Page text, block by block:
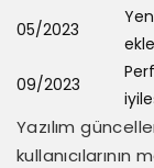
05/2023
09/2023
Yazılım